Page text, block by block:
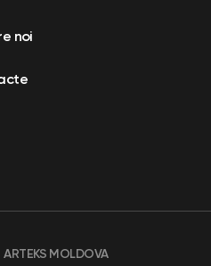
noi
ARTEKS MOLDOVA